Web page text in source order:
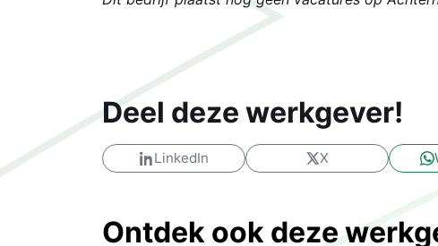
Deel deze werkgever!
LinkedIn X
Ontdek ook deze